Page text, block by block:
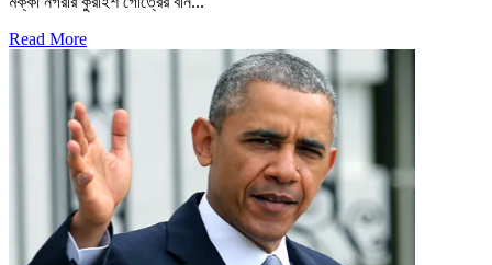
Read More